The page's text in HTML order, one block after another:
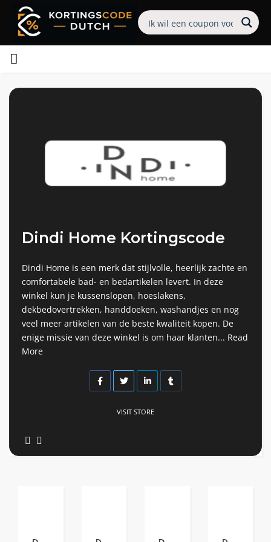
Dindi Home Kortingscode
Dindi Home is een merk dat stijlvolle, heerlijk zachte en
comfortabele bad- en bedartikelen levert. In deze
winkel kun je kussenslopen, hoeslakens,
dekbedovertrekken, handdoeken, washandjes en nog
veel meer artikelen van de beste kwaliteit kopen. De
enige missie van deze winkel is om haar klanten... Read
More
VISIT STORE